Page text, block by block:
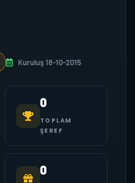
Kuruluş 18-10-2015
0
TOPLAM
ŞEREF
0